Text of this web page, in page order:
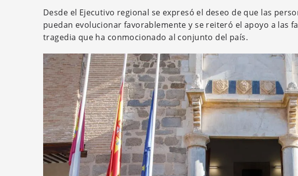
Desde el Ejecutivo regional se expresó el deseo de que las
puedan evolucionar favorablemente y se reiteró el apoyo a las
tragedia que ha conmocionado al conjunto del país.